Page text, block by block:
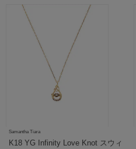
Samantha Tiara
K18 YG Infinity Love Knot スウィ